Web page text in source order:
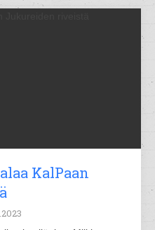
KalPaan